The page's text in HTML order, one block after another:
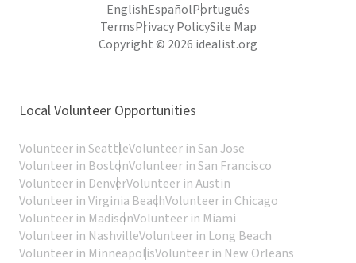
EnglishEspañolPortuguês
TermsPrivacy PolicySite Map
Copyright © 2026 idealist.org
Local Volunteer Opportunities
Volunteer in SeattleVolunteer in San Jose
Volunteer in BostonVolunteer in San Francisco
Volunteer in DenverVolunteer in Austin
Volunteer in Virginia BeachVolunteer in Chicago
Volunteer in MadisonVolunteer in Miami
Volunteer in NashvilleVolunteer in Long Beach
Volunteer in MinneapolisVolunteer in New Orleans